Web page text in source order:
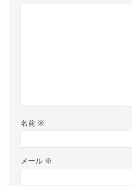
名前 ※
メール ※